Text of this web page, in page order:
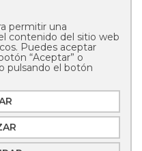
Mallorca
permitir una
contenido del sitio web
Puedes aceptar
“Aceptar” o
pulsando el botón